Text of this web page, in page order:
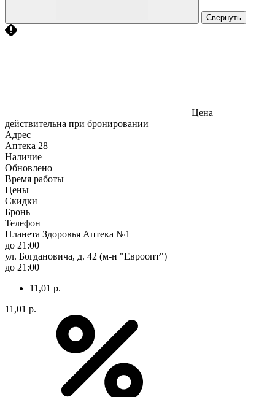
Свернуть
Цена
действительна при бронировании
Адрес
Аптека 28
Наличие
Обновлено
Время работы
Цены
Скидки
Бронь
Телефон
Планета Здоровья Аптека №1
до 21:00
ул. Богдановича, д. 42 (м-н "Евроопт")
до 21:00
11,01 р.
11,01 р.